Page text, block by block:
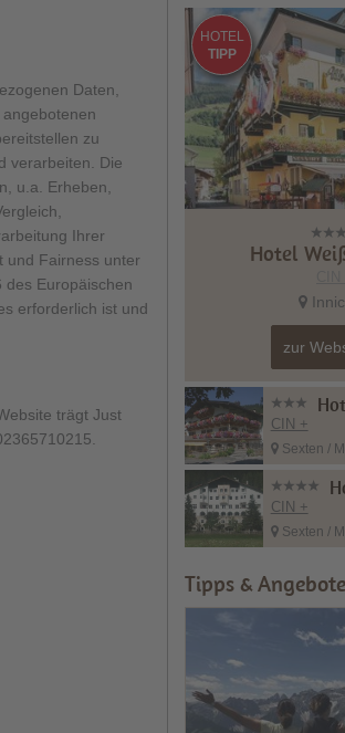
Daten,
zu
verarbeiten. Die
u.a. Erheben,
Ihrer
und Fairness unter
des Europäischen
erforderlich ist und
trägt Just
HOTEL
TIPP
Hotel
zur
CIN +
Sexten /
CIN +
Sexten /
Tipps & Angebote